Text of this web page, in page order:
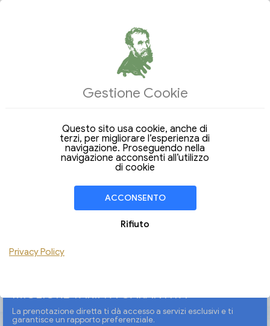
OFFERTE DEL GIORNO
Partenza
15
Soggiorno di
MIGLIORE TARIFFA GARANTITA
La prenotazione diretta ti dà accesso a servizi esclusivi e ti
garantisce un rapporto preferenziale.
Gestione Cookie
Questo sito usa cookie, anche di
terzi, per migliorare l’esperienza di
navigazione. Proseguendo nella
navigazione acconsenti all’utilizzo
di cookie
ACCONSENTO
Rifiuto
Privacy Policy